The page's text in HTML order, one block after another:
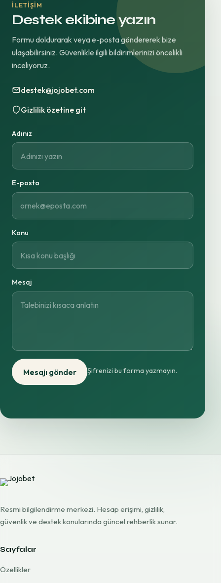
İLETIŞIM
Destek ekibine yazın
Formu doldurarak veya e-posta göndererek bize
ulaşabilirsiniz. Güvenlikle ilgili bildirimlerinizi öncelikli
inceliyoruz.
destek@jojobet.com
Gizlilik özetine git
Adınız
E-posta
Konu
Mesaj
Mesajı gönder Şifrenizi bu forma yazmayın.
Resmi bilgilendirme merkezi. Hesap erişimi, gizlilik,
güvenlik ve destek konularında güncel rehberlik sunar.
Sayfalar
Özellikler